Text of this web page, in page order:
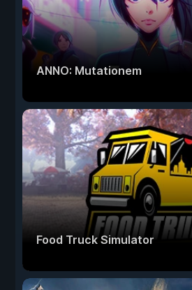
ANNO: Mutationem
Food Truck Simulator